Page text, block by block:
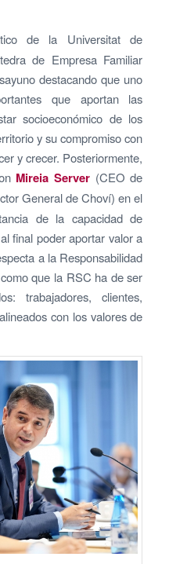
de la Universitat de
de Empresa Familiar
destacando que uno
que aportan las
socioeconómico de los
y su compromiso con
y crecer. Posteriormente,
Mireia Server (CEO de
General de Choví) en el
de la capacidad de
final poder aportar valor a
a la Responsabilidad
que la RSC ha de ser
trabajadores, clientes,
con los valores de